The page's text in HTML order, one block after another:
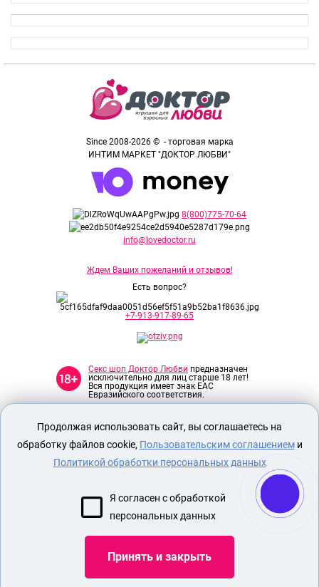
Since 2008-2026 © - торговая марка
ИНТИМ МАРКЕТ "ДОКТОР ЛЮБВИ"
8(800)775-70-64
info@lovedoctor.ru
Ждем Ваших пожеланий и отзывов!
Есть вопрос?
+7-913-917-89-65
Секс шоп Доктор Любви предназначен
исключительно для лиц старше 18 лет!
Вся продукция имеет знак EAC
Евразийского соответствия.
О МАГАЗИНЕ
ОПЛАТА И ДОСТАВКА
СЕКС ИГРУШКИ
НАСАДКА НА ПЕНИС
Продолжая использовать сайт, вы соглашаетесь на
обработку файлов cookie, Пользовательским соглашениеми
Политикой обработки персональных данных
Я согласен с обработкой
персональных данных
Принять и закрыть